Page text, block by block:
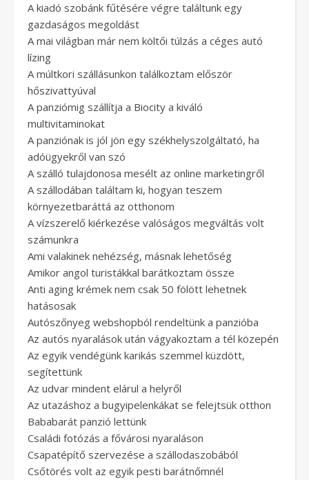
A kiadó szobánk fűtésére végre találtunk egy
gazdaságos megoldást
A mai világban már nem költői túlzás a céges autó
lízing
A múltkori szállásunkon találkoztam először
hőszivattyúval
A panziómig szállítja a Biocity a kiváló
multivitaminokat
A panziónak is jól jön egy székhelyszolgáltató, ha
adóügyekről van szó
A szálló tulajdonosa mesélt az online marketingről
A szállodában találtam ki, hogyan teszem
környezetbaráttá az otthonom
A vízszerelő kiérkezése valóságos megváltás volt
számunkra
Ami valakinek nehézség, másnak lehetőség
Amikor angol turistákkal barátkoztam össze
Anti aging krémek nem csak 50 fölött lehetnek
hatásosak
Autószőnyeg webshopból rendeltünk a panzióba
Az autós nyaralások után vágyakoztam a tél közepén
Az egyik vendégünk karikás szemmel küzdött,
segítettünk
Az udvar mindent elárul a helyről
Az utazáshoz a bugyipelenkákat se felejtsük otthon
Bababarát panzió lettünk
Családi fotózás a fővárosi nyaraláson
Csapatépítő szervezése a szállodaszobából
Csőtörés volt az egyik pesti barátnőmnél